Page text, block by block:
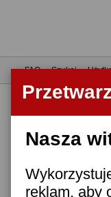
Nasza
reklam, aby
•FAQ•Szukaj•